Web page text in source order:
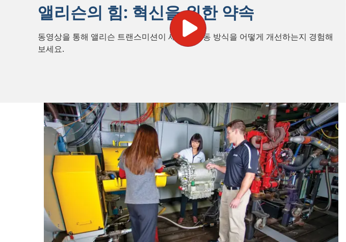
앨리슨의 힘: 혁신을 위한 약속
동영상을 통해 앨리슨 트랜스미션이 세상의 작동 방식을 어떻게 개선하는지 경험해
보세요.